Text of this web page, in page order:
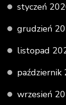
styczeń
grudzień
listopad
październik
wrzesień